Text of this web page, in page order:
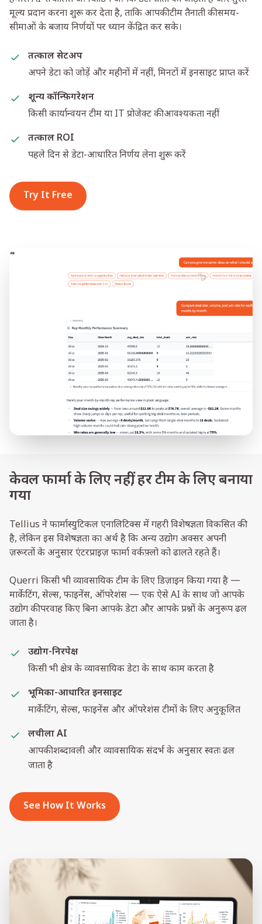
मूल्य प्रदान करना शुरू कर देता है, ताकि आपकी टीम तैनाती की समय-
सीमाओं के बजाय निर्णयों पर ध्यान केंद्रित कर सके।
तत्काल सेटअप
अपने डेटा को जोड़ें और महीनों में नहीं, मिनटों में इनसाइट प्राप्त करें
शून्य कॉन्फ़िगरेशन
किसी कार्यान्वयन टीम या IT प्रोजेक्ट की आवश्यकता नहीं
तत्काल ROI
पहले दिन से डेटा-आधारित निर्णय लेना शुरू करें
Try It Free
केवल फार्मा के लिए नहीं, हर टीम के लिए बनाया
गया
Tellius ने फार्मास्युटिकल एनालिटिक्स में गहरी विशेषज्ञता विकसित की
है, लेकिन इस विशेषज्ञता का अर्थ है कि अन्य उद्योग अक्सर अपनी
ज़रूरतों के अनुसार एंटरप्राइज़ फार्मा वर्कफ़्लो को ढालते रहते हैं।
Querri किसी भी व्यावसायिक टीम के लिए डिज़ाइन किया गया है —
मार्केटिंग, सेल्स, फाइनेंस, ऑपरेशंस — एक ऐसे AI के साथ जो आपके
उद्योग की परवाह किए बिना आपके डेटा और आपके प्रश्नों के अनुरूप ढल
जाता है।
उद्योग-निरपेक्ष
किसी भी क्षेत्र के व्यावसायिक डेटा के साथ काम करता है
भूमिका-आधारित इनसाइट
मार्केटिंग, सेल्स, फाइनेंस और ऑपरेशंस टीमों के लिए अनुकूलित
लचीला AI
आपकी शब्दावली और व्यावसायिक संदर्भ के अनुसार स्वतः ढल
जाता है
See How It Works